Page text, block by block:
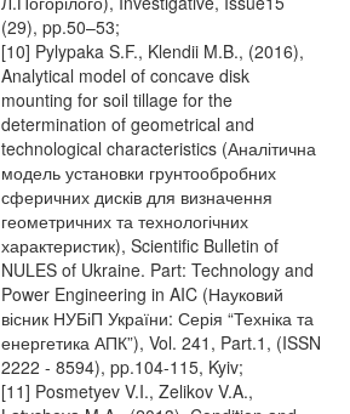
(29), pp.50–53;
[10] Pylypaka S.F., Klendii M.B., (2016),
Analytical model of concave disk
mounting for soil tillage for the
determination of geometrical and
technological characteristics (Аналітична
модель установки грунтообробних
сферичних дисків для визначення
геометричних та технологічних
характеристик), Scientific Bulletin of
NULES of Ukraine. Part: Technology and
Power Engineering in AIC (Науковий
вісник НУБіП України: Серія “Техніка та
енергетика АПК”), Vol. 241, Part.1, (ISSN
2222 - 8594), pp.104-115, Kyiv;
[11] Posmetyev V.I., Zelikov V.A.,